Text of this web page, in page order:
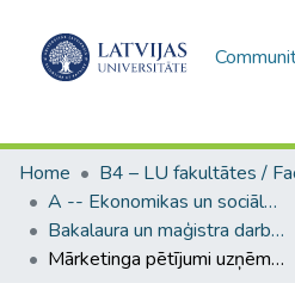
Home
A -- Ekonomikas un sociālo zinātņu fakultāte / Faculty of Economics and Social Sciences
Bakalaura un maģistra darbi (ESZF) / Bachelor's and Master's theses
Mārketinga pētījumi uzņēmumā „Topaz” Ltd.